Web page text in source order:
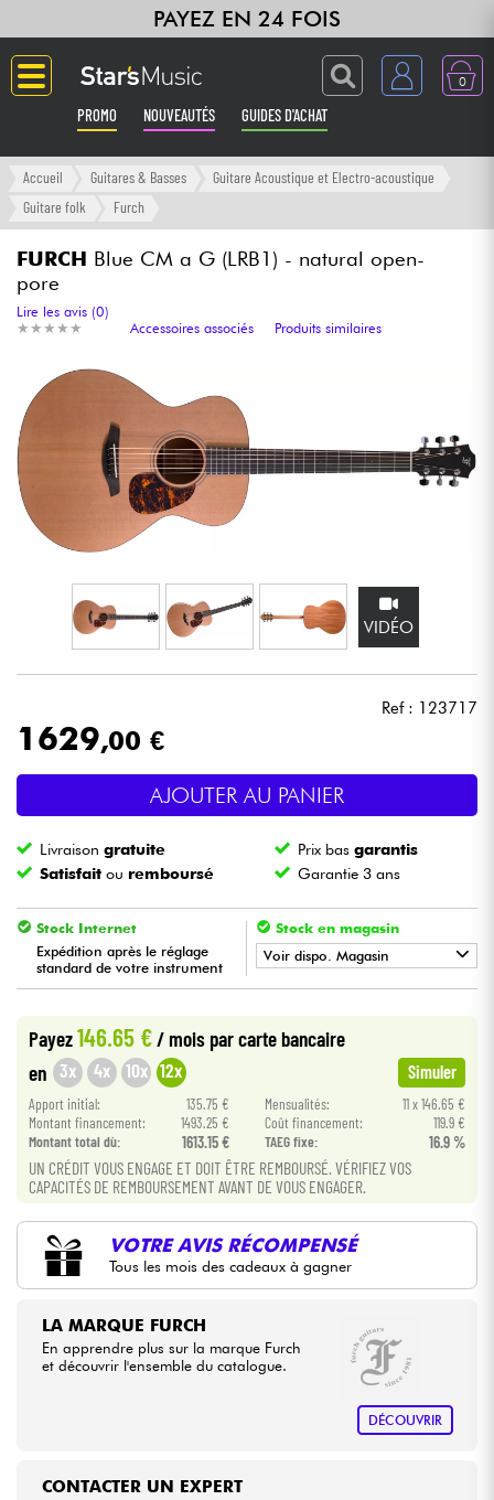
PAYEZ EN 24 FOIS
0
PROMO NOUVEAUTÉS GUIDES D'ACHAT
Langue
Synthés & Sampleurs
Home Studio
Casques
DJ
Eclairage
Batteries & Percu
Vents
Violons & Quatuor
Eveil Musical
Câbles & Access.
HiFi
Packs
Accueil Guitares & Basses
Guitare Acoustique et Electro-acoustique
Guitare folk
Furch
FURCH Blue CM a G (LRB1) - natural open-
pore
★ ★ ★ ★ ★
★ ★ ★ ★ ★
Lire les avis (0)
Accessoires associés
Produits similaires
VIDÉO
Ref : 123717
1629,00 €
AJOUTER AU PANIER
Livraisongratuite Prix basgarantis
Satisfait ou remboursé Garantie 3 ans
Stock Internet
Expédition après le réglage
standard de votre instrument
Stock en magasin
Voir dispo. Magasin
•
Payez146.65 €/ mois par carte bancaire
en 3x 4x 10x 12x Simuler
Apport initial: 135.75 € Mensualités:
11 x 146.65 €
Montant financement:
1493.25 € Coût financement:
119.9 €
Montant total dù:
1613.15 € TAEG fixe: 16.9 %
UN CRÉDIT VOUS ENGAGE ET DOIT ÊTRE REMBOURSÉ. VÉRIFIEZ VOS
CAPACITÉS DE REMBOURSEMENT AVANT DE VOUS ENGAGER.
VOTRE AVIS RÉCOMPENSÉ
Tous les mois des cadeaux à gagner
LA MARQUE FURCH
En apprendre plus sur la marque Furch
et découvrir l'ensemble du catalogue.
DÉCOUVRIR
CONTACTER UN EXPERT